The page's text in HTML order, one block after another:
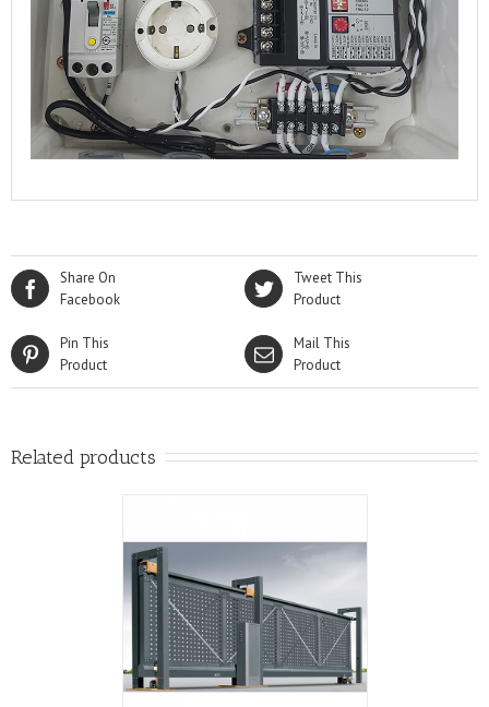
Share On
Facebook
Tweet This
Product
Pin This
Product
Mail This
Product
Related products